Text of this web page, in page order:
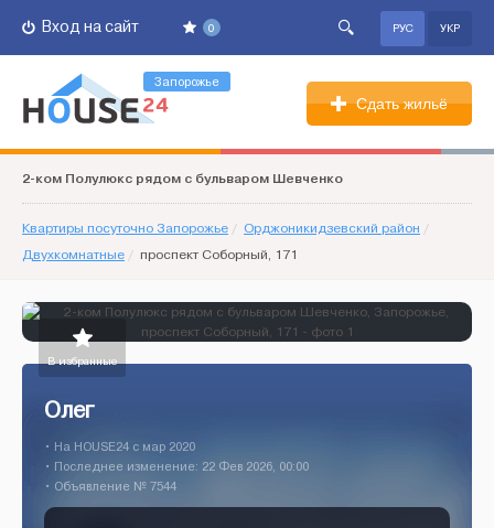
0
Вход на сайт РУС УКР
Запорожье
Сдать жильё
2-ком Полулюкс рядом с бульваром Шевченко
Квартиры посуточно Запорожье / Орджоникидзевский район /
Двухкомнатные / проспект Соборный, 171
В избранные
Олег
• На HOUSE24 c мар 2020
• Последнее изменение: 22 Фев 2026, 00:00
• Объявление № 7544